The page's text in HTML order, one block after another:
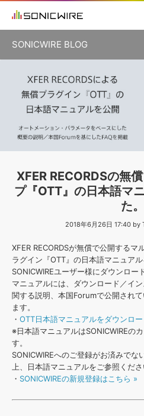
ソフト音源 »
プラグイン・エフェクト »
ソフトウェア／ツール »
効果音 »
BGM »
キャンペーン »
製品サポート情報 »
FAQ »
お問い合わせ »
APS
初音ミク V4X 鏡音リン・レ
ボーカル抜き出し
MEIKO V3
SYLENTH1
VOCALOID
TOONTRACK
サンプルパッ
シネマティック音源特集
ソフト音源 プラグイン・エ
SONICWIRE BLOG
カテゴリ一覧
記事一覧
XFER RECORDSの無
プ『OTT』の日本語マ
た。
2018年6月26日 17:40 by
XFER RECORDSが無償で公開する
ラグイン『OTT』の日本語マニュア
SONICWIREユーザー様にダウンロー
マニュアルには、ダウンロード／イ
関する説明、本国Forumで公開され
ます。
・ OTT日本語マニュアルをダウンロ
※日本語マニュアルはSONICWIREの
す。
SONICWIREへのご登録がお済みでな
上、日本語マニュアルをご参照くださ
・ SONICWIREの新規登録はこちら »